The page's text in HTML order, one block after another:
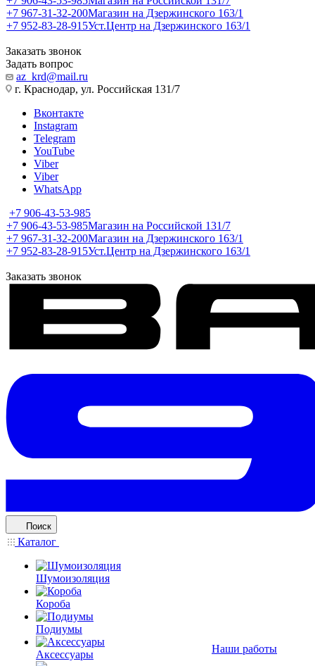
+7 967-31-32-200Магазин на Дзержинского 163/1
+7 952-83-28-915Уст.Центр на Дзержинского 163/1
Заказать звонок
Задать вопрос
az_krd@mail.ru
г. Краснодар, ул. Российская 131/7
Вконтакте
Instagram
Telegram
YouTube
Viber
Viber
WhatsApp
+7 906-43-53-985
+7 906-43-53-985Магазин на Российской 131/7
+7 967-31-32-200Магазин на Дзержинского 163/1
+7 952-83-28-915Уст.Центр на Дзержинского 163/1
Заказать звонок
Поиск
Каталог
Шумоизоляция
Короба
Подиумы
Аксессуары
Наши работы